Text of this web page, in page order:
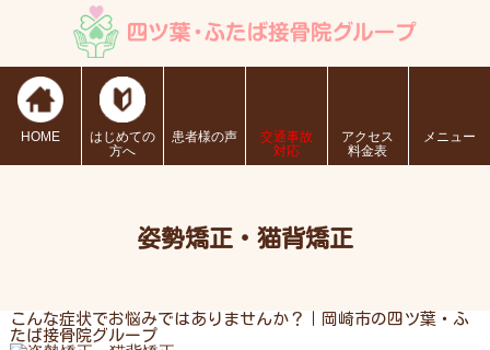
HOME
はじめての
方へ
患者様の声
交通事故
対応
アクセス
料金表
メニュー
姿勢矯正・猫背矯正
こんな症状でお悩みではありませんか？｜岡崎市の四ツ葉・ふ
たば接骨院グループ